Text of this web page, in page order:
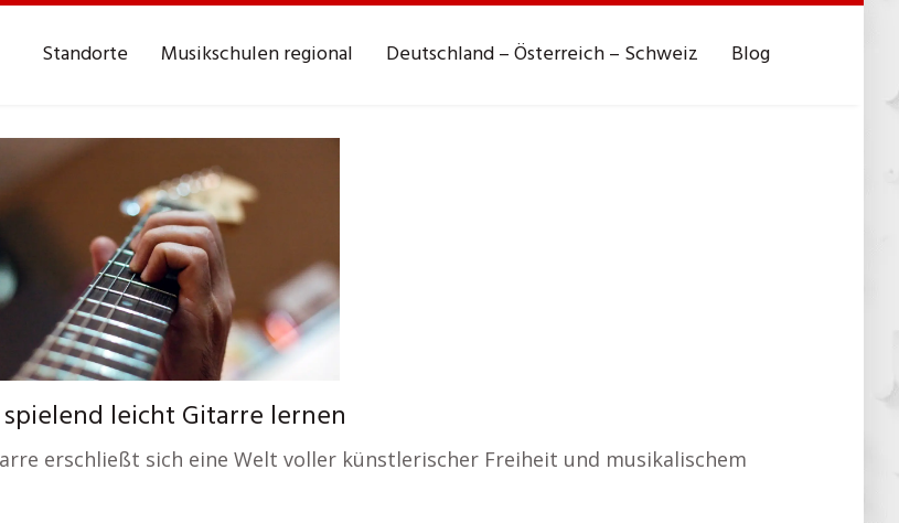
Standorte Musikschulen regional Deutschland – Österreich – Schweiz Blog
leicht Gitarre lernen
erschließt sich eine Welt voller künstlerischer Freiheit und musikalischem